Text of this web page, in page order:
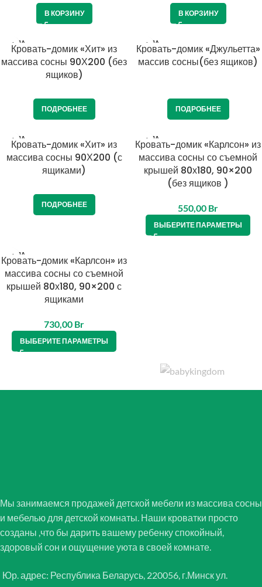
В КОРЗИНУ В КОРЗИНУ
ПРОДА
НО
Кровать-домик «Хит» из
массива сосны 90Х200 (без
ящиков)
ПОДРОБНЕЕ
ПРОДА
НО
Кровать-домик «Джульетта»
массив сосны(без ящиков)
ПОДРОБНЕЕ
ПРОДА
НО
Кровать-домик «Хит» из
массива сосны 90Х200 (с
ящиками)
ПОДРОБНЕЕ
ПРОДА
НО
Кровать-домик «Карлсон» из
массива сосны со съемной
крышей 80х180, 90×200
(без ящиков )
550,00 Br
ВЫБЕРИТЕ ПАРАМЕТРЫ
ПРОДА
НО
Кровать-домик «Карлсон» из
массива сосны со съемной
крышей 80х180, 90×200 с
ящиками
730,00 Br
ВЫБЕРИТЕ ПАРАМЕТРЫ
Мы занимаемся продажей детской мебели из массива сосны
и мебелью для детской комнаты. Наши кроватки просто
созданы ,что бы дарить вашему ребенку спокойный,
здоровый сон и ощущение уюта в своей комнате.
Юр. адрес: Республика Беларусь, 220056, г.Минск ул.